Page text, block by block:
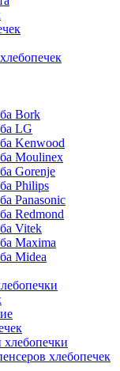
Bork
LG
Kenwood
Moulinex
Gorenje
Philips
Panasonic
Redmond
Vitek
Maxima
Midea
хлебопечек